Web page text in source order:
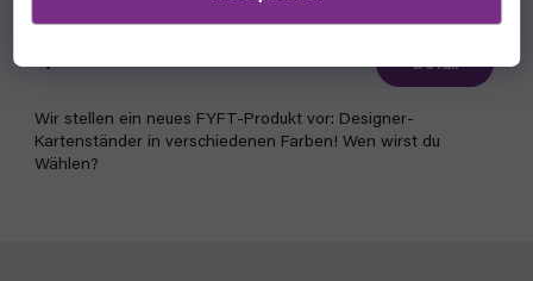
Detail
Wir stellen ein neues FYFT-Produkt vor: Designer-
Kartenständer in verschiedenen Farben! Wen wirst du
Wählen?